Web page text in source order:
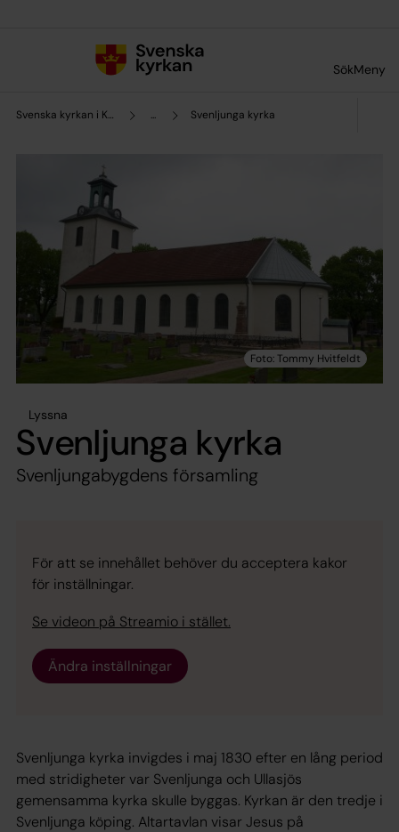
SökMeny
Svenska kyrkan i Kind ... Svenljunga kyrka
Lyssna
Svenljunga kyrka
Svenljungabygdens församling
För att se innehållet behöver du acceptera kakor
för inställningar.
Se videon på Streamio i stället.
Ändra inställningar
Svenljunga kyrka invigdes i maj 1830 efter en lång period
med stridigheter var Svenljunga och Ullasjös
gemensamma kyrka skulle byggas. Kyrkan är den tredje i
Svenljunga köping. Altartavlan visar Jesus på